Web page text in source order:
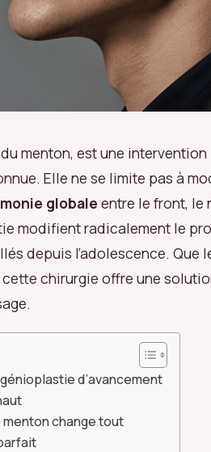
menton, est une intervention
Elle ne se limite pas à
globale entre le front, le
modifient radicalement le
depuis l’adolescence. Que
chirurgie offre une
d’avancement
change tout